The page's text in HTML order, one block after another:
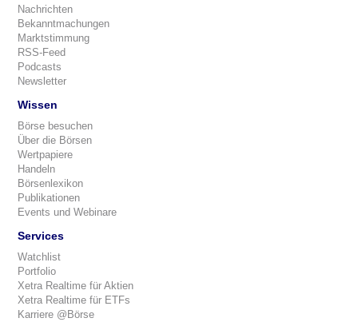
Nachrichten
Bekanntmachungen
Marktstimmung
RSS-Feed
Podcasts
Newsletter
Wissen
Börse besuchen
Über die Börsen
Wertpapiere
Handeln
Börsenlexikon
Publikationen
Events und Webinare
Services
Watchlist
Portfolio
Xetra Realtime für Aktien
Xetra Realtime für ETFs
Karriere @Börse